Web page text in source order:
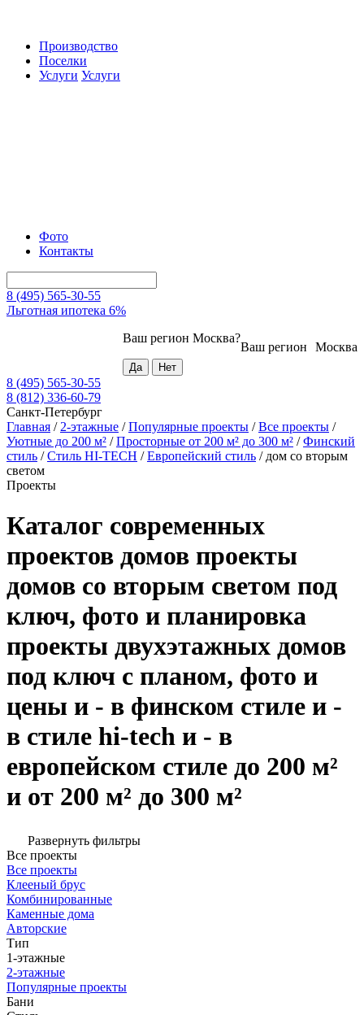
Производство
Поселки
Услуги Услуги
Фото
Контакты
8 (495) 565-30-55
Льготная ипотека 6%
Москва
Ваш регион
Ваш регион Москва?
8 (495) 565-30-55
8 (812) 336-60-79
Санкт-Петербург
Главная / 2-этажные /Популярные проекты /Все проекты /
Уютные до 200 м² /Просторные от 200 м² до 300 м² /Финский
стиль /Стиль HI-TECH /Европейский стиль / дом со вторым
светом
Проекты
Каталог современных
проектов домов проекты
домов со вторым светом под
ключ, фото и планировка
проекты двухэтажных домов
под ключ с планом, фото и
цены и - в финском стиле и -
в стиле hi-tech и - в
европейском стиле до 200 м²
и от 200 м² до 300 м²
Развернуть фильтры
Все проекты
Все проекты
Клееный брус
Комбинированные
Каменные дома
Авторские
Тип
1-этажные
2-этажные
Популярные проекты
Бани